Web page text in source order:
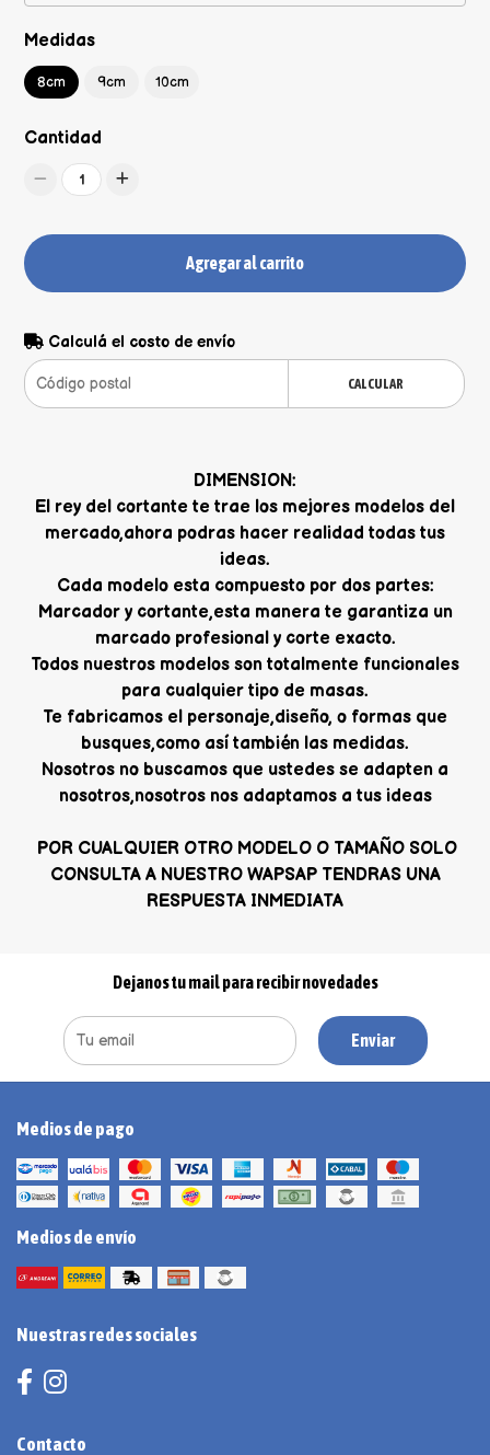
Medidas
8cm 9cm 10cm
Cantidad
1
Agregar al carrito
Calculá el costo de envío
CALCULAR
DIMENSION:
El rey del cortante te trae los mejores modelos del
mercado,ahora podras hacer realidad todas tus
ideas.
Cada modelo esta compuesto por dos partes:
Marcador y cortante,esta manera te garantiza un
marcado profesional y corte exacto.
Todos nuestros modelos son totalmente funcionales
para cualquier tipo de masas.
Te fabricamos el personaje,diseño, o formas que
busques,como así también las medidas.
Nosotros no buscamos que ustedes se adapten a
nosotros,nosotros nos adaptamos a tus ideas
POR CUALQUIER OTRO MODELO O TAMAÑO SOLO
CONSULTA A NUESTRO WAPSAP TENDRAS UNA
RESPUESTA INMEDIATA
Dejanos tu mail para recibir novedades
Enviar
Medios de pago
Medios de envío
Nuestras redes sociales
Contacto